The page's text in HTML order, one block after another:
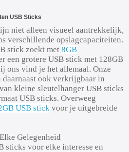
USB Sticks
niet alleen visueel aantrekkelijk,
verschillende opslagcapaciteiten.
stick zoekt met 8GB
een grotere USB stick met 128GB
ons vind je het allemaal. Onze
ook verkrijgbaar in
kleine sleutelhanger USB sticks
USB sticks. Overweeg
USB stick voor je uitgebreide
Gelegenheid
sticks voor elke interesse en